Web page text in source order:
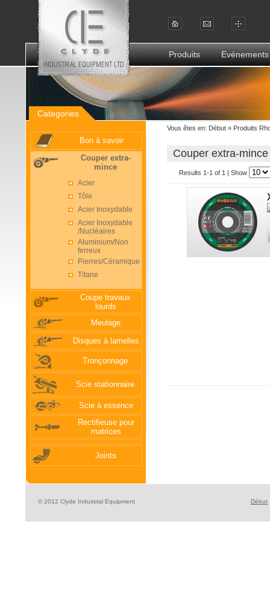
Produits Evénements
Categories
Bon à savoir
Couper extra-
mince
Acier
Tôle
Acier Inoxydable
Acier Inoxydable
/Nucléaires
Aluminium/Non
ferreux
Pierres/Céramique
Titane
Coupe travaux
lourds
Meulage
Disques à lamelles
Tronçonnage
Scie stationnaire
Scie à essence
Rectifieuse pour
matrices
Joints
Vous êtes en: Début » Produits
Couper extra-
Results 1-1 of 1 | Show
© 2012 Clyde Industrial Equipment Début